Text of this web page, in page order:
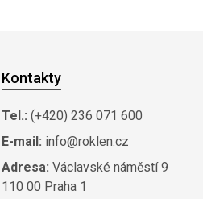
Kontakty
Tel.: (+420) 236 071 600
E-mail: info@roklen.cz
Adresa: Václavské náměstí 9
110 00 Praha 1